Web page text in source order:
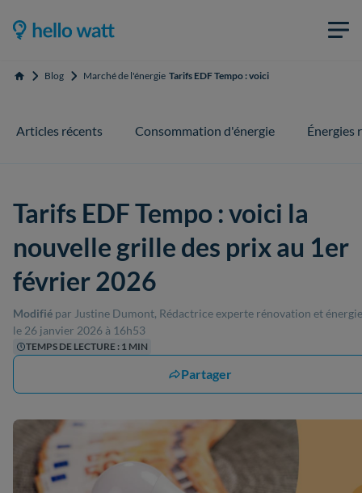
Accueil Blog Marché de l'énergie Tarifs EDF Tempo : voici la nouvelle grille des
Articles récents Consommation d'énergie Énergies
Tarifs EDF Tempo : voici la
nouvelle grille des prix au 1er
février 2026
Modifié par Justine Dumont, Rédactrice experte rénovation et énergie
le 26 janvier 2026 à 16h53
TEMPS DE LECTURE : 1 MIN
Partager